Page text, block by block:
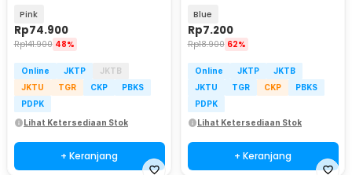
Pink
Rp74.900
Rp141.900 48%
Online JKTP
JKTB
JKTU
TGR CKP
PBKS
PDPK
Lihat Ketersediaan Stok
+ Keranjang
Blue
Rp7.200
Rp18.900 62%
Online JKTP
JKTB
JKTU
TGR CKP
PBKS
PDPK
Lihat Ketersediaan Stok
+ Keranjang